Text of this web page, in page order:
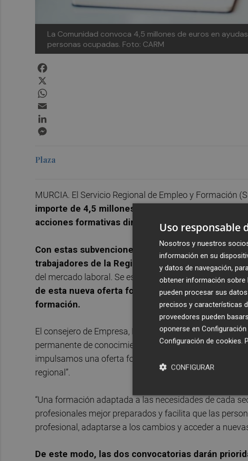
La Comunidad convoca 4,5 millones de euros en
personas ocupadas. Foto: CARM
Plaza
MURCIA. El Servicio Regional de Empleo y Formación
importe de 4,5 millones de euros
acciones formativas dirigidas a mejorar la
Con estas subvenciones el SEF pretende
trabajadores de la Región de Murcia mediante una
del mercado laboral. Se estima que más de18.000
de esta nueva oferta formativa que contempla la
formación.
El consejero de Empresa, Empleo y Economía Social,
permanente de conocimientos es fundamental en un
impulsamos una oferta formativa especializada, útil y
regional”.
“Una formación adaptada a las necesidades de cada
profesionales mejor preparados y facilita que las
profesional, adaptarse a los cambios y acceder a
De este modo, las dos convocatorias darán
Uso responsable
Nosotros y nuestros
información en su
y datos de navegación,
obtener información sobre
pueden procesar sus
precisos y características
proveedores pueden
oponerse en Configuración
Configuración de cookies.
CONFIGURAR